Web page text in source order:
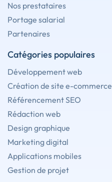
Nos prestataires
Portage salarial
Partenaires
Catégories populaires
Développement web
Création de site e-commerce
Référencement SEO
Rédaction web
Design graphique
Marketing digital
Applications mobiles
Gestion de projet